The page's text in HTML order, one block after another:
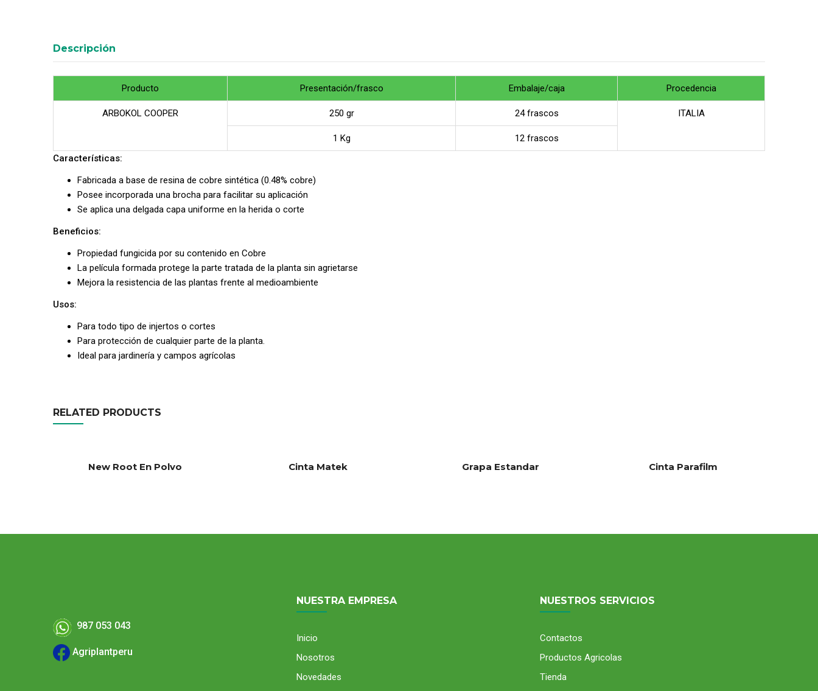
Descripción
Producto Presentación/frasco Embalaje/caja Procedencia
ARBOKOL COOPER 250 gr 24 frascos ITALIA
1 Kg
12 frascos
Características:
Fabricada a base de resina de cobre sintética (0.48% cobre)
Posee incorporada una brocha para facilitar su aplicación
Se aplica una delgada capa uniforme en la herida o corte
Beneficios:
Propiedad fungicida por su contenido en Cobre
La película formada protege la parte tratada de la planta sin agrietarse
Mejora la resistencia de las plantas frente al medioambiente
Usos:
Para todo tipo de injertos o cortes
Para protección de cualquier parte de la planta.
Ideal para jardinería y campos agrícolas
RELATED PRODUCTS
New Root En Polvo Cinta Matek Grapa Estandar Cinta Parafilm
987 053 043
Agriplantperu
NUESTRA EMPRESA
Inicio
Nosotros
Novedades
NUESTROS SERVICIOS
Contactos
Productos Agricolas
Tienda